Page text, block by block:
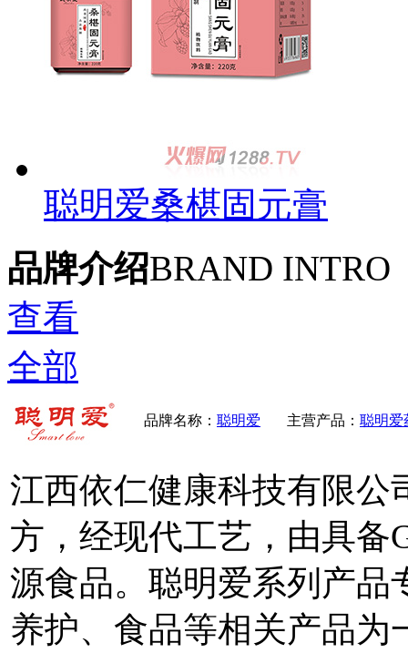
聪明爱桑椹固元膏
品牌介绍BRAND INTRO
查看
全部
品牌名称： 聪明爱 主营产品： 聪明爱
江西依仁健康科技有限公
方，经现代工艺，由具备
源食品。聪明爱系列产品
养护、食品等相关产品为